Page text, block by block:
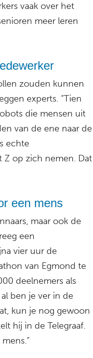
vaak over het
meer leren
zouden kunnen
experts. “Tien
die mensen uit
van de ene naar de
echte
Z op zich nemen. Dat
een mens
maar ook de
een
vier uur de
van Egmond te
deelnemers als
ben je ver in de
kun je nog gewoon
hij in de Telegraaf.